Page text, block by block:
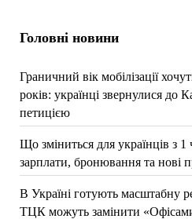
Головні новини
Граничний вік мобілізації
років: українці звернулися до
петицією
Що зміниться для українців з
зарплати, бронювання та нові
В Україні готують масштабну
ТЦК можуть замінити «Офісами